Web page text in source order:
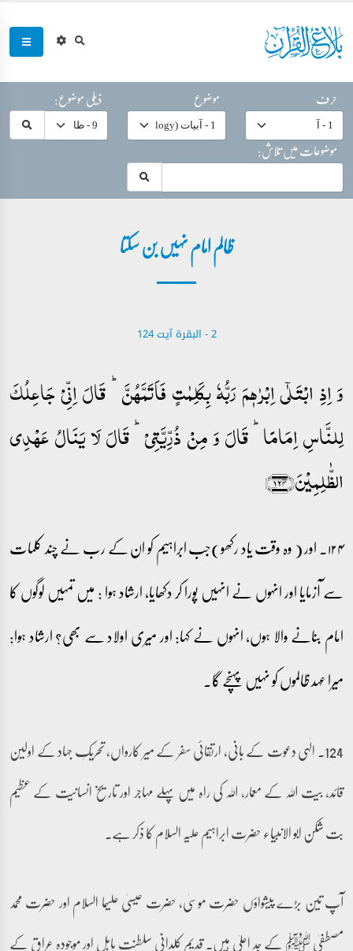
حرف موضوع
ذیلی موضوع:
موضوعات میں تلاش:
ظالم امام نہیں بن سکتا
2 - ‎البقرة آیت 124
وَ اِذِ ابۡتَلٰۤی اِبۡرٰہٖمَ رَبُّہٗ بِکَلِمٰتٍ فَاَتَمَّہُنَّ ؕ قَالَ اِنِّیۡ جَاعِلُکَ
لِلنَّاسِ اِمَامًا ؕ قَالَ وَ مِنۡ ذُرِّیَّتِیۡ ؕ قَالَ لَا یَنَالُ عَہۡدِی
الظّٰلِمِیۡنَ﴿۱۲۴﴾
۱۲۴۔ اور ( وہ وقت یاد رکھو)جب ابراہیم کو ان کے رب نے چند کلمات
سے آزمایا اور انہوں نے انہیں پورا کر دکھایا، ارشاد ہوا : میں تمہیں لوگوں کا
امام بنانے والا ہوں، انہوں نے کہا: اور میری اولاد سے بھی؟ ارشاد ہوا:
میرا عہد ظالموں کو نہیں پہنچے گا۔
124۔ الٰہی دعوت کے بانی، ارتقائی سفر کے میر کارواں، تحریکِ جہاد کے اولین
قائد، بیت اللہ کے معمار، اللہ کی راہ میں پہلے مہاجر اور تاریخ انسانیت کے عظیم
بت شکن ابو الانبیاء حضرت ابراہیم علیہ السلام کا ذکر ہے۔
آپ تین بڑے پیشواؤں حضرت موسیٰ، حضرت عیسیٰ علیہما السلام اور حضرت محمد
مصطفیٰ ﷺ کے جد اعلیٰ ہیں۔ قدیم کلدانی سلطنت بابل اور موجودہ عراق کے